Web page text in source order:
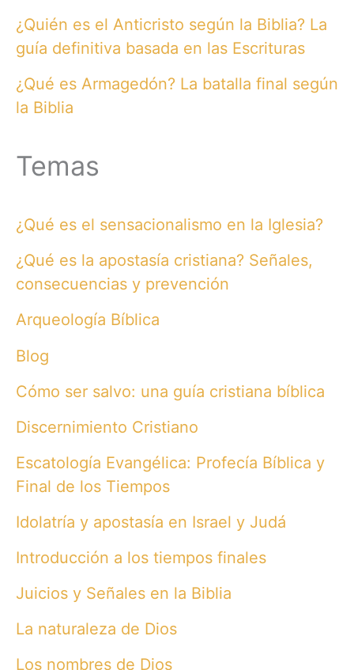
¿Quién es el Anticristo según la Biblia? La
guía definitiva basada en las Escrituras
¿Qué es Armagedón? La batalla final según
la Biblia
Temas
¿Qué es el sensacionalismo en la Iglesia?
¿Qué es la apostasía cristiana? Señales,
consecuencias y prevención
Arqueología Bíblica
Blog
Cómo ser salvo: una guía cristiana bíblica
Discernimiento Cristiano
Escatología Evangélica: Profecía Bíblica y
Final de los Tiempos
Idolatría y apostasía en Israel y Judá
Introducción a los tiempos finales
Juicios y Señales en la Biblia
La naturaleza de Dios
Los nombres de Dios